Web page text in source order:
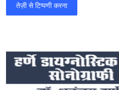
तेज़ी से टिप्पणी करना